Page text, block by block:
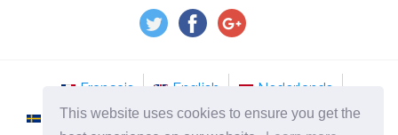
This website uses cookies to ensure you get the
Français English
Nederlands
Svenska
Norsk Italiano Português